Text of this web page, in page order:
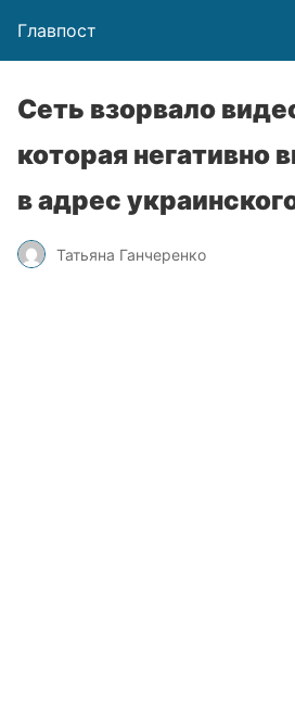
Главпост
Сеть взорвало
которая негативно
в адрес
Татьяна Ганчеренко